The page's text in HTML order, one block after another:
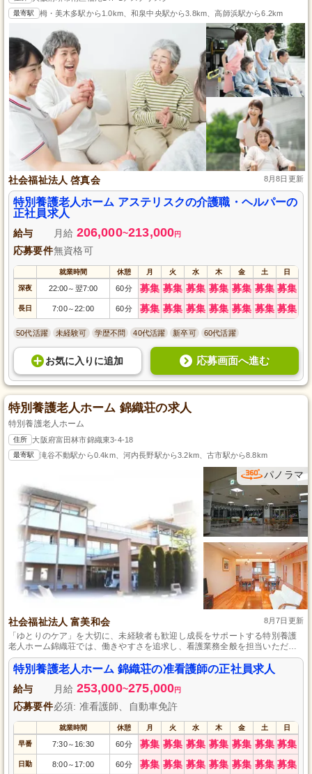
最寄駅 栂・美木多駅から1.0km、和泉中央駅から3.8km、高師浜駅から6.2km
社会福祉法人 啓真会 8月8日更新
特別養護老人ホーム アステリスクの介護職・ヘルパーの
正社員求人
給与 月給 206,000~213,000円
応募要件無資格可
就業時間 休憩 月 火 水 木 金 土 日
深夜 22:00～ 翌7:00 60分 募集 募集 募集 募集 募集 募集 募集
長日 7:00～22:00 60分 募集 募集 募集 募集 募集 募集 募集
50代活躍 未経験可 学歴不問 40代活躍 新卒可 60代活躍
お気に入り に追加 応募画面へ進む
特別養護老人ホーム 錦織荘の求人
特別養護老人ホーム
住所 大阪府富田林市錦織東3-4-18
最寄駅 滝谷不動駅から0.4km、河内長野駅から3.2km、古市駅から8.8km
パノラマ
社会福祉法人 富美和会 8月7日更新
「ゆとりのケア」を大切に、未経験者も歓迎し成長をサポートする特別養護
老人ホーム錦織荘では、働きやすさを追求し、看護業務全般を担当いただく
日勤のみの職場です。
特別養護老人ホーム 錦織荘の准看護師の正社員求人
給与 月給 253,000~275,000円
応募要件必須: 准看護師、自動車免許
就業時間 休憩 月 火 水 木 金 土 日
早番 7:30～ 16:30 60分 募集 募集 募集 募集 募集 募集 募集
日勤 8:00～ 17:00 60分 募集 募集 募集 募集 募集 募集 募集